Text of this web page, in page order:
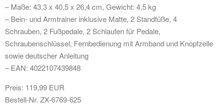
– Maße: 43,3 x 40,5 x 26,4 cm, Gewicht: 4,5 kg
– Bein- und Armtrainer inklusive Matte, 2 Standfüße, 4
Schrauben, 2 Fußpedale, 2 Schlaufen für Pedale,
Schraubenschlüssel, Fernbedienung mit Armband und Knopfzelle
sowie deutscher Anleitung
– EAN: 4022107439848
Preis: 119,99 EUR
Bestell-Nr. ZX-6769-625